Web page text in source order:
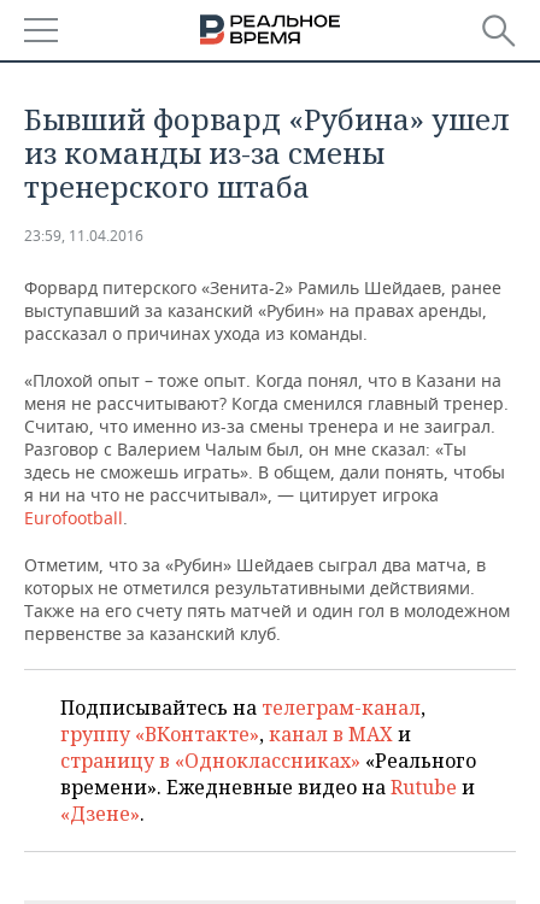
БАШКОРТОСТАН
ТАТАРСТАН
НОВОСТИ
АНАЛИТИКА
ДЕКЛАРАЦИИ О ДОХОДАХ
ВУЗЫ ТАТАРСТАНА
КОМУ ПРИНАДЛЕЖАТ
ТОРГОВЫЕ ЦЕНТРЫ
ТАТАРСТАНА
НОВОСТИ ЭКОНОМИКИ
БАНКИ
БЮДЖЕТ
ИНВЕСТИЦИИ
ПРОМЫШЛЕННОСТЬ
ПРОМЫШЛЕННОСТИ
АГРОПРОМ
МАШИНОСТРОЕНИЕ
НЕФТЬ
ЭНЕРГЕТИКА
НОВОСТИ НЕДВИЖИМОСТИ
АВТО
НОВОСТИ АВТО
БИЗНЕС
НОВОСТИ БИЗНЕСА
РОЗНИЧНАЯ ТОРГОВЛЯ
ТРАНСПОРТ
УСЛУГИ
ТЕХНОЛОГИИ
НОВОСТИ ТЕХНОЛОГИЙ
IT
МЕДИА
ТЕЛЕКОММУНИКАЦИИ
МЕРОПРИЯТИЯ
НОВОСТИ МЕРОПРИЯТИЙ
ВЫЕЗДНАЯ РЕДАКЦИЯ
БИЗНЕС-БРАНЧИ
ONLINE-КОНФЕРЕНЦИИ
СПОРТ
НОВОСТИ СПОРТА
ФУТБОЛ
ХОККЕЙ
ОБЩЕСТВО
НОВОСТИ ОБЩЕСТВА
ВЛАСТЬ
ФОТОГАЛЕРЕЯ
СЮЖЕТЫ
Бывший форвард «Рубина» ушел
из команды из-за смены
тренерского штаба
23:59, 11.04.2016
Форвард питерского «Зенита-2» Рамиль Шейдаев, ранее
выступавший за казанский «Рубин» на правах аренды,
рассказал о причинах ухода из команды.
«Плохой опыт – тоже опыт. Когда понял, что в Казани на
меня не рассчитывают? Когда сменился главный тренер.
Считаю, что именно из-за смены тренера и не заиграл.
Разговор с Валерием Чалым был, он мне сказал: «Ты
здесь не сможешь играть». В общем, дали понять, чтобы
я ни на что не рассчитывал», — цитирует игрока
Eurofootball.
Отметим, что за «Рубин» Шейдаев сыграл два матча, в
которых не отметился результативными действиями.
Также на его счету пять матчей и один гол в молодежном
первенстве за казанский клуб.
Подписывайтесь на телеграм-канал,
группу «ВКонтакте»,канал в MAXи
страницу в «Одноклассниках» «Реального
времени». Ежедневные видео наRutube и
«Дзене».